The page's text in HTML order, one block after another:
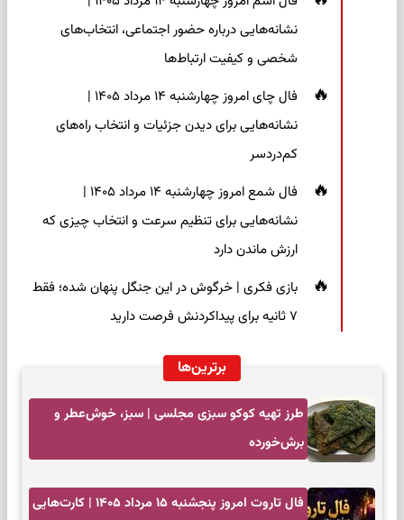
نشانه‌هایی درباره حضور اجتماعی، انتخاب‌های
شخصی و کیفیت ارتباط‌ها
فال چای امروز چهارشنبه ۱۴ مرداد ۱۴۰۵ |
نشانه‌هایی برای دیدن جزئیات و انتخاب راه‌های
کم‌دردسر
فال شمع امروز چهارشنبه ۱۴ مرداد ۱۴۰۵ |
نشانه‌هایی برای تنظیم سرعت و انتخاب چیزی که
ارزش ماندن دارد
بازی فکری | خرگوش در این جنگل پنهان شده؛ فقط
۷ ثانیه برای پیداکردنش فرصت دارید
برترین‌ها
طرز تهیه کوکو سبزی مجلسی | سبز، خوش‌عطر و
برش‌خورده
فال تاروت امروز پنجشنبه ۱۵ مرداد ۱۴۰۵ | کارت‌هایی